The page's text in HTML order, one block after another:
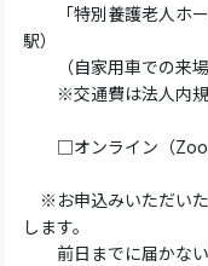
「特別養護老人ホー
駅）
（自家用車での来場
※交通費は法人内規
□オンライン（
※お申込みいただい
します。
前日までに届かない